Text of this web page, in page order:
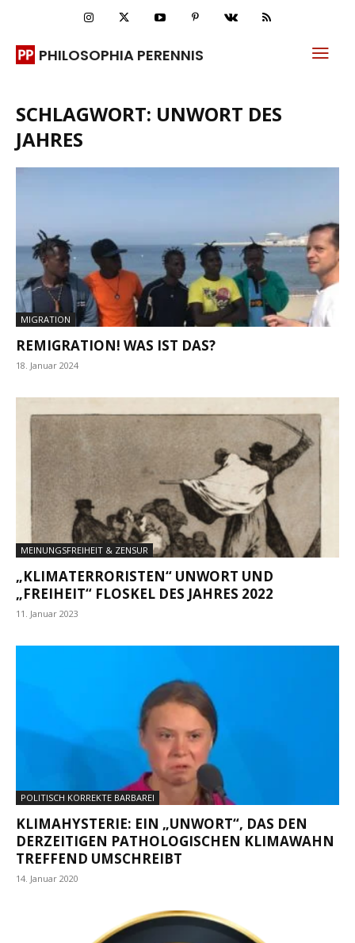
PHILOSOPHIA PERENNIS
SCHLAGWORT: UNWORT DES
JAHRES
MIGRATION
REMIGRATION! WAS IST DAS?
18. Januar 2024
MEINUNGSFREIHEIT & ZENSUR
„KLIMATERRORISTEN“ UNWORT UND
„FREIHEIT“ FLOSKEL DES JAHRES 2022
11. Januar 2023
POLITISCH KORREKTE BARBAREI
KLIMAHYSTERIE: EIN „UNWORT“, DAS DEN
DERZEITIGEN PATHOLOGISCHEN KLIMAWAHN
TREFFEND UMSCHREIBT
14. Januar 2020